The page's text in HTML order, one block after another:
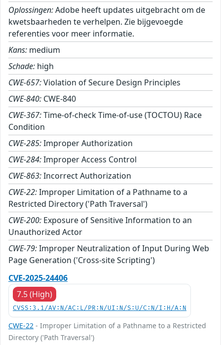
Oplossingen:Adobe heeft updates uitgebracht om de
kwetsbaarheden te verhelpen. Zie bijgevoegde
referenties voor meer informatie.
Kans: medium
Schade: high
CWE-657:Violation of Secure Design Principles
CWE-840: CWE-840
CWE-367:Time-of-check Time-of-use (TOCTOU) Race
Condition
CWE-285:Improper Authorization
CWE-284:Improper Access Control
CWE-863:Incorrect Authorization
CWE-22:Improper Limitation of a Pathname to a
Restricted Directory ('Path Traversal')
CWE-200: Exposure of Sensitive Information to an
Unauthorized Actor
CWE-79:Improper Neutralization of Input During Web
Page Generation ('Cross-site Scripting')
CVE-2025-24406
7.5 (High)
CVSS:3.1/AV:N/AC:L/PR:N/UI:N/S:U/C:N/I:H/A:N
CWE-22 - Improper Limitation of a Pathname to a Restricted
Directory ('Path Traversal')